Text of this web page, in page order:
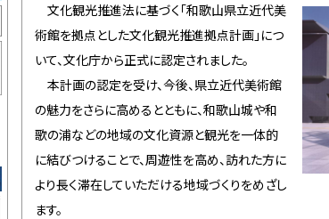
型プロポーザルの実施について
7月1日
令和8年度和歌山県教育委員会
援学校教諭二種免許状)について
7月1日 令和8年度きのくに科学オリンピッ
6月30日
令和8年度小・中学校GIGAスクー
達）WindowsOSの一般競争入札
6月26日 きのくにロボットフェスティバル
6月17日
令和9年度入学 和歌山県立併設
文化観光推進法に基づく「和歌山県立近代美
術館を拠点とした文化観光推進拠点計画」につ
いて、文化庁から正式に認定されました。
本計画の認定を受け、今後、県立近代美術館
の魅力をさらに高めるとともに、和歌山城や和
歌の浦などの地域の文化資源と観光を一体的
に結びつけることで、周遊性を高め、訪れた方に
より長く滞在していただける地域づくりをめざし
ます。